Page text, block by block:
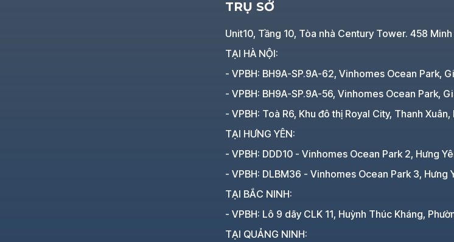
TRỤ SỞ
Unit10, Tầng 10, Tòa nhà Century Tower. 458
TẠI HÀ NỘI:
- VPBH: BH9A-SP.9A-62, Vinhomes Ocean Park,
- VPBH: BH9A-SP.9A-56, Vinhomes Ocean Park,
- VPBH: Toà R6, Khu đô thị Royal City, Thanh Xuân,
TẠI HƯNG YÊN:
- VPBH: DDD10 - Vinhomes Ocean Park 2, Hưng
- VPBH: DLBM36 - Vinhomes Ocean Park 3, Hưng
TẠI BẮC NINH:
- VPBH: Lô 9 dãy CLK 11, Huỳnh Thúc Kháng,
TẠI QUẢNG NINH: